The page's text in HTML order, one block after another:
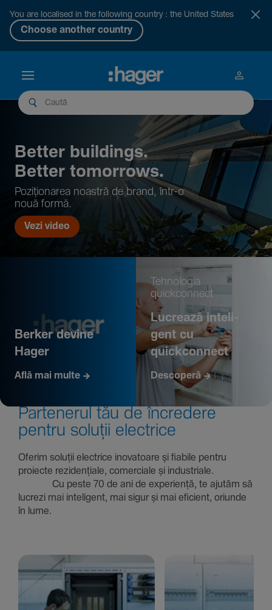
You are localised in the following country : the United States
Choose another country
Better buil­dings.
Better tomor­rows.
Pozi­țio­narea noastră de brand, într-o
nouă formă.
Vezi video
Berker devine
Hager
Află mai multe
Tehno­logia
quickconnect
Lucrează inte­li­
gent cu
quickconnect
Descoperă
Parte­nerul tău de încre­dere
pentru soluții electrice
Oferim soluții electrice inova­toare și fiabile pentru
proiecte rezi­den­țiale, comer­ciale și indus­triale.
Cu peste 70 de ani de expe­riență, te ajutăm să
lucrezi mai inte­li­gent, mai sigur și mai eficient, oriunde
în lume.